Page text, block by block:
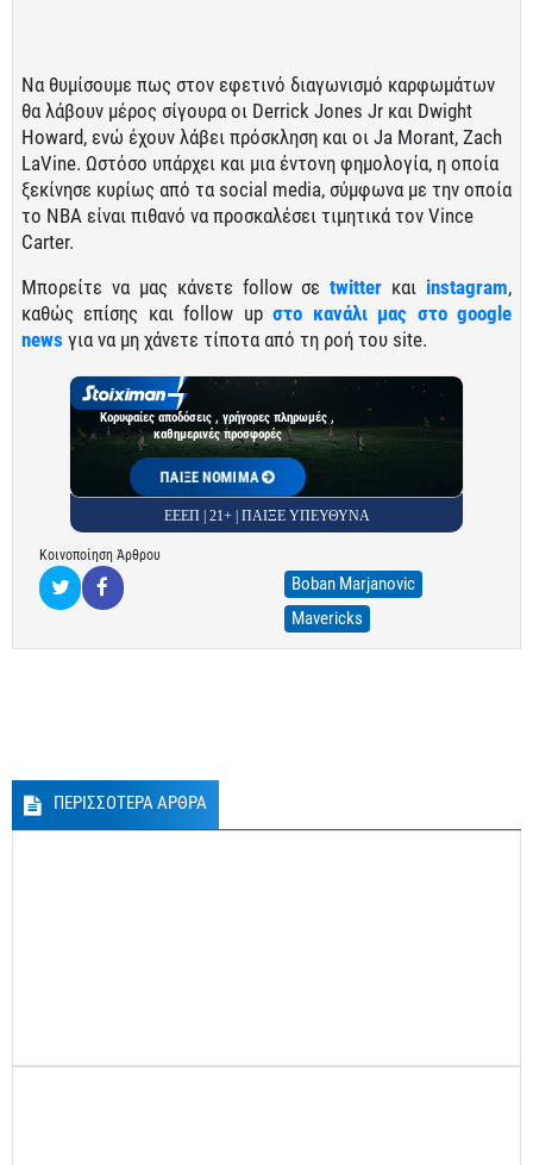
Να θυμίσουμε πως στον εφετινό διαγωνισμό καρφωμάτων
θα λάβουν μέρος σίγουρα οι Derrick Jones Jr και Dwight
Howard, ενώ έχουν λάβει πρόσκληση και οι Ja Morant, Zach
LaVine. Ωστόσο υπάρχει και μια έντονη φημολογία, η οποία
ξεκίνησε κυρίως από τα social media, σύμφωνα με την οποία
το ΝΒΑ είναι πιθανό να προσκαλέσει τιμητικά τον Vince
Carter.
Μπορείτε να μας κάνετε follow σεtwitter και instagram,
καθώς επίσης και follow upστο κανάλι μας στο google
news για να μη χάνετε τίποτα από τη ροή του site.
Κορυφαίες αποδόσεις , γρήγορες πληρωμές ,
καθημερινές προσφορές
ΠΑΙΞΕ ΝΟΜΙΜΑ
ΕΕΕΠ | 21+ | ΠΑΙΞΕ ΥΠΕΥΘΥΝΑ
Κοινοποίηση Άρθρου
Boban Marjanovic
Mavericks
ΠΕΡΙΣΣΟΤΕΡΑ ΑΡΘΡΑ